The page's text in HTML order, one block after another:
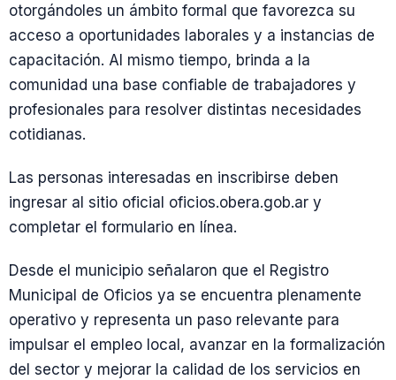
otorgándoles un ámbito formal que favorezca su
acceso a oportunidades laborales y a instancias de
capacitación. Al mismo tiempo, brinda a la
comunidad una base confiable de trabajadores y
profesionales para resolver distintas necesidades
cotidianas.
Las personas interesadas en inscribirse deben
ingresar al sitio oficial oficios.obera.gob.ar y
completar el formulario en línea.
Desde el municipio señalaron que el Registro
Municipal de Oficios ya se encuentra plenamente
operativo y representa un paso relevante para
impulsar el empleo local, avanzar en la formalización
del sector y mejorar la calidad de los servicios en